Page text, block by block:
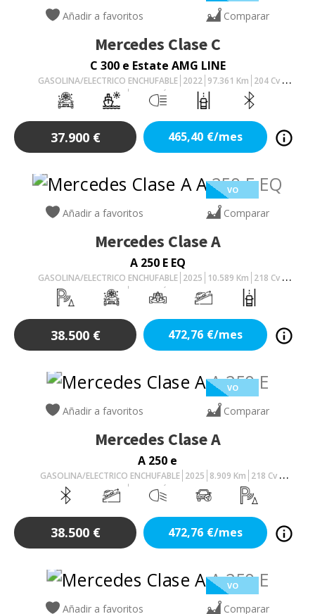
Añadir a favoritos Comparar
Mercedes Clase C
C 300 e Estate AMG LINE
GASOLINA/ELECTRICO ENCHUFABLE 2022 97.361 Km 204Cv
AUTOMÁTICO
37.900 € 465,40 €/mes
VO
Añadir a favoritos Comparar
Mercedes Clase A
A 250 E EQ
GASOLINA/ELECTRICO ENCHUFABLE 2025 10.589 Km 218 Cv
AUTOMÁTICO
38.500 € 472,76 €/mes
VO
Añadir a favoritos Comparar
Mercedes Clase A
A 250 e
GASOLINA/ELECTRICO ENCHUFABLE 2025 8.909 Km 218 Cv
AUTOMÁTICO
38.500 € 472,76 €/mes
VO
Añadir a favoritos Comparar